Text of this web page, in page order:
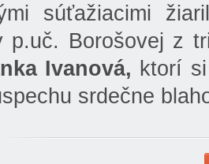
súťažiacimi
p.uč. Borošovej z
Ivanová, ktorí
srdečne